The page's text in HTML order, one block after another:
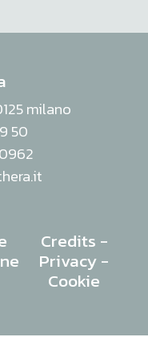
milano
50
Credits -
Privacy-
Cookie